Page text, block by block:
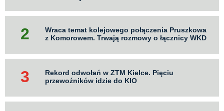
Wraca temat kolejowego połączenia Pruszkowa
z Komorowem. Trwają rozmowy o łącznicy WKD
Rekord odwołań w ZTM Kielce. Pięciu
przewoźników idzie do KIO